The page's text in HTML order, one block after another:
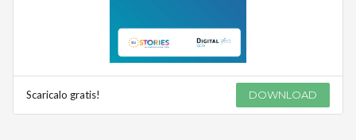
Scaricalo gratis! DOWNLOAD